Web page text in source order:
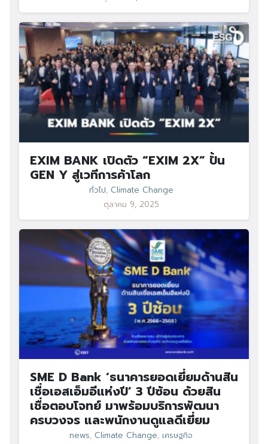
EXIM BANK เปิดตัว “EXIM 2X” ปั้น
GEN Y สู่เวทีการค้าโลก
ทั่วไป, Climate Change
ตุลาคม 9, 2025
SME D Bank ‘ธนาคารยอดเยี่ยมด้านสิน
เชื่อเอสเอ็มอีแห่งปี’ 3 ปีซ้อน ด้วยสิน
เชื่อตอบโจทย์ มาพร้อมบริการพัฒนา
ครบวงจร และพนักงานดูแลดีเยี่ยม
news, Climate Change, เศรษฐกิจ